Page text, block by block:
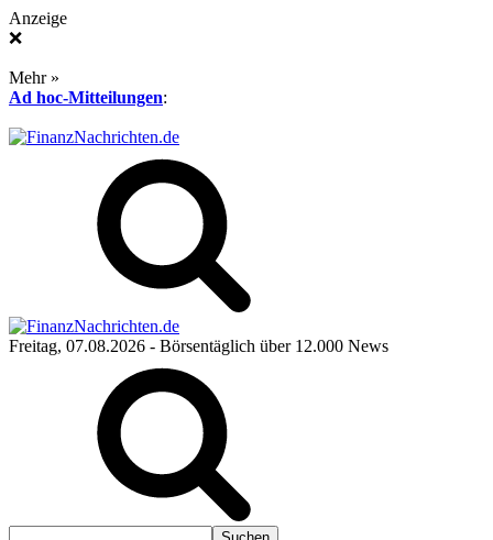
Anzeige
❌
Mehr »
Ad hoc-Mitteilungen:
Freitag, 07.08.2026 - Börsentäglich über 12.000 News